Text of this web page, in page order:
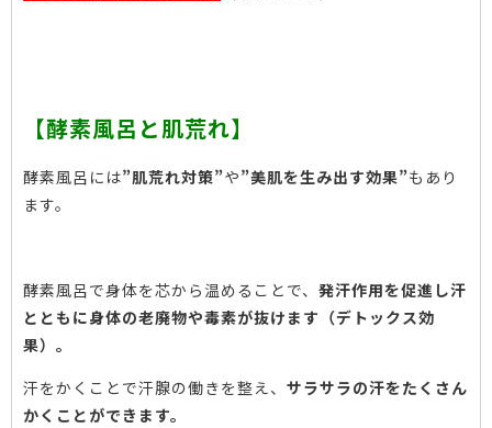
【酵素風呂と肌荒れ】
酵素風呂には”肌荒れ対策”や”美肌を生み出す効果”もあり
ます。
酵素風呂で身体を芯から温めることで、 発汗作用を促進し汗
とともに身体の老廃物や毒素が抜けます（デトックス効
果）。
汗をかくことで汗腺の働きを整え、 サラサラの汗をたくさん
かくことができます。